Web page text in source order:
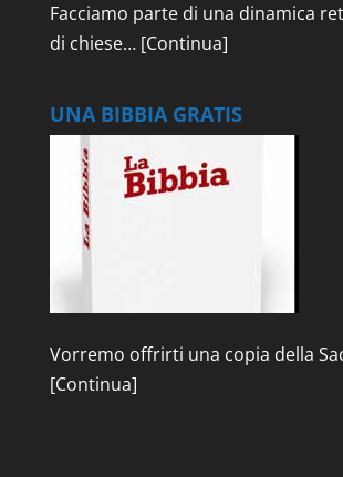
Facciamo parte di una dinamica
di chiese… [Continua]
UNA BIBBIA GRATIS
Vorremo offrirti una copia della
[Continua]